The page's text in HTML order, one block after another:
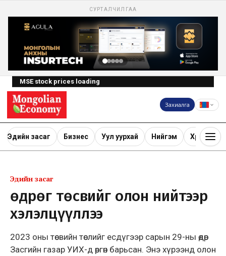
СУРТАЛЧИЛГАА
MSE stock prices loading
Захиалга
Эдийн засаг Бизнес Уул уурхай Нийгэм Хөрөнгө
Эдийн засаг
Өөдрөг төсвийг олон нийтээр
хэлэлцүүллээ
2023 оны төсвийн төслийг есдүгээр сарын 29-ны өдөр
Засгийн газар УИХ-д өргөн барьсан. Энэ хүрээнд олон